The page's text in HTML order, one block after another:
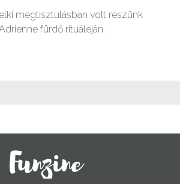
megtisztulásban volt részünk
fürdő rituáléján.